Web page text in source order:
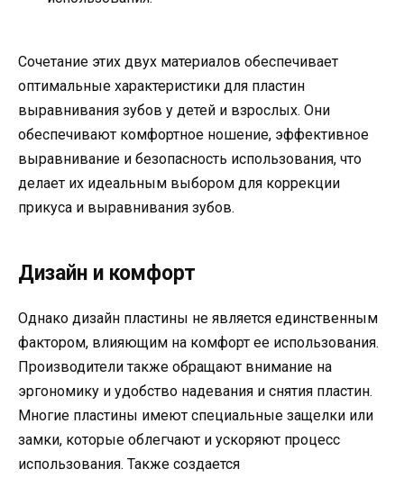
Сочетание этих двух материалов обеспечивает
оптимальные характеристики для пластин
выравнивания зубов у детей и взрослых. Они
обеспечивают комфортное ношение, эффективное
выравнивание и безопасность использования, что
делает их идеальным выбором для коррекции
прикуса и выравнивания зубов.
Дизайн и комфорт
Однако дизайн пластины не является единственным
фактором, влияющим на комфорт ее использования.
Производители также обращают внимание на
эргономику и удобство надевания и снятия пластин.
Многие пластины имеют специальные защелки или
замки, которые облегчают и ускоряют процесс
использования. Также создается